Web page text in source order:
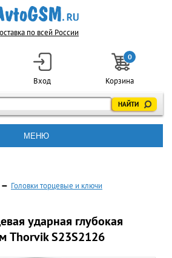
по всей России
Вход
0
Корзина
МЕНЮ
— Головки торцевые и ключи
ударная глубокая
Thorvik S23S2126